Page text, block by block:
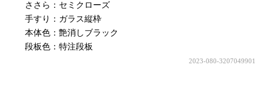
ささら：セミクローズ
手すり：ガラス縦枠
本体色：艶消しブラック
段板色：特注段板
2023-080-3207049901